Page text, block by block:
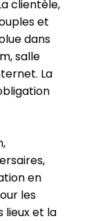
clientèle,
et
dans
salle
La
en
les
lieux et la